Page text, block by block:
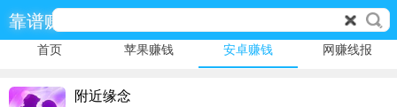
靠谱赚
首页 苹果赚钱 安卓赚钱 网赚线报
附近缘念